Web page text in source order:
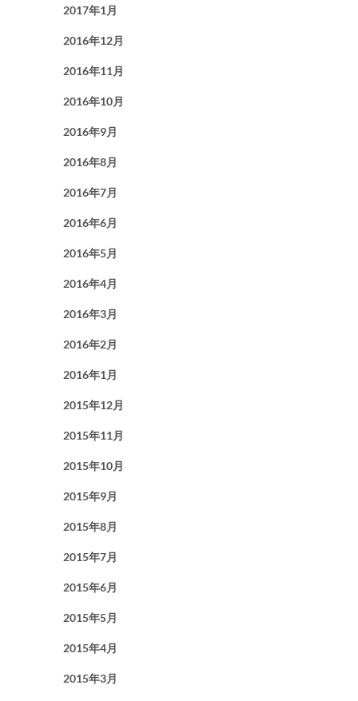
2017年1月
2016年12月
2016年11月
2016年10月
2016年9月
2016年8月
2016年7月
2016年6月
2016年5月
2016年4月
2016年3月
2016年2月
2016年1月
2015年12月
2015年11月
2015年10月
2015年9月
2015年8月
2015年7月
2015年6月
2015年5月
2015年4月
2015年3月